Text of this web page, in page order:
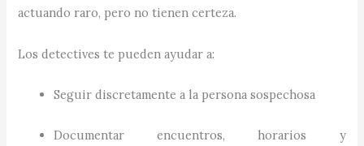
actuando raro, pero no tienen certeza.
Los detectives te pueden ayudar a:
Seguir discretamente a la persona sospechosa
Documentar encuentros, horarios y